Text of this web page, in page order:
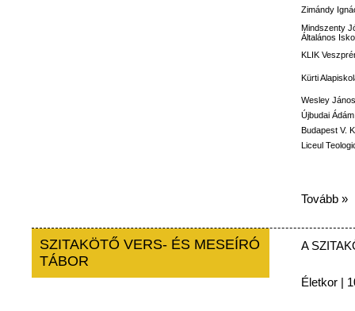
Zimándy
Mindszenty
Általános
KLIK
Kürti
Wesley
Újbudai
Budapest V.
Liceul
Tovább »
SZITAKÖTŐ VERS- ÉS MESEÍRÓ
TÁBOR
A
Életkor |